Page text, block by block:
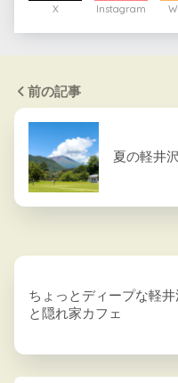
X Instagram
前の記事
夏の軽井
ちょっとディープな軽
と隠れ家カフェ